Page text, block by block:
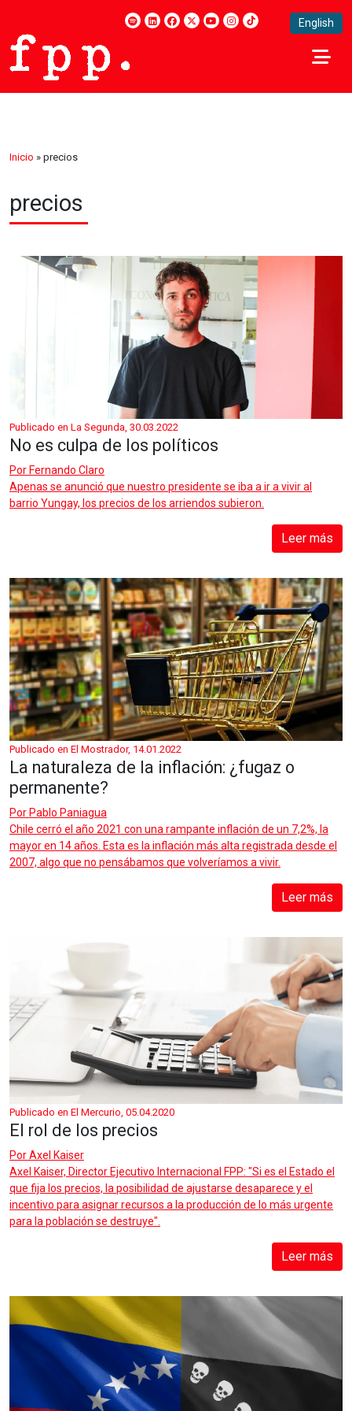
English
Inicio » precios
precios
Publicado en La Segunda, 30.03.2022
No es culpa de los políticos
Por Fernando Claro
Apenas se anunció que nuestro presidente se iba a ir a vivir al
barrio Yungay, los precios de los arriendos subieron.
Leer más
Publicado en El Mostrador, 14.01.2022
La naturaleza de la inflación: ¿fugaz o
permanente?
Por Pablo Paniagua
Chile cerró el año 2021 con una rampante inflación de un 7,2%, la
mayor en 14 años. Esta es la inflación más alta registrada desde el
2007, algo que no pensábamos que volveríamos a vivir.
Leer más
Publicado en El Mercurio, 05.04.2020
El rol de los precios
PorAxel Kaiser
Axel Kaiser, Director Ejecutivo Internacional FPP: "Si es el Estado el
que fija los precios, la posibilidad de ajustarse desaparece y el
incentivo para asignar recursos a la producción de lo más urgente
para la población se destruye".
Leer más